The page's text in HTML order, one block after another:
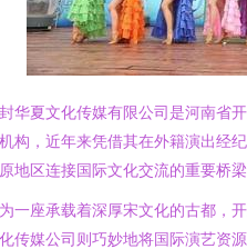
华夏文化传媒有限公司是河南省
构，近年来凭借其在外籍演出经
地区连接国际文化交流的重要桥梁
一座承载着深厚宋文化的古都，
传媒公司则巧妙地将国际演艺资